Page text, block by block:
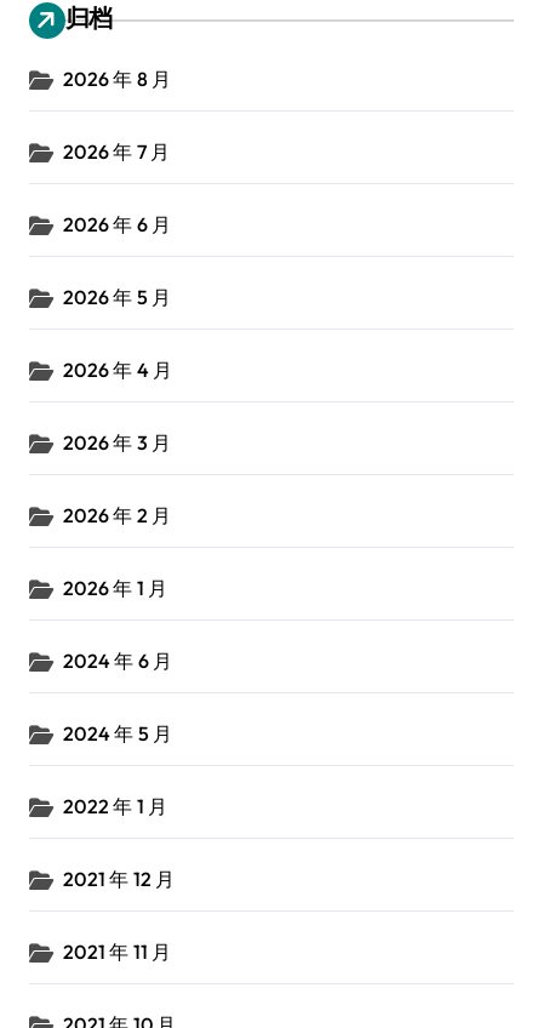
归档
2026 年 8 月
2026 年 7 月
2026 年 6 月
2026 年 5 月
2026 年 4 月
2026 年 3 月
2026 年 2 月
2026 年 1 月
2024 年 6 月
2024 年 5 月
2022 年 1 月
2021 年 12 月
2021 年 11 月